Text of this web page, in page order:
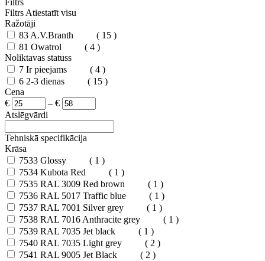
Filtrs
Filtrs Atiestatīt visu
Ražotāji
83 A.V.Branth
( 15 )
81 Owatrol
( 4 )
Noliktavas statuss
7 Ir pieejams
( 4 )
6 2-3 dienas
( 15 )
Cena
€
– €
Atslēgvārdi
Tehniskā specifikācija
Krāsa
7533 Glossy
( 1 )
7534 Kubota Red
( 1 )
7535 RAL 3009 Red brown
( 1 )
7536 RAL 5017 Traffic blue
( 1 )
7537 RAL 7001 Silver grey
( 1 )
7538 RAL 7016 Anthracite grey
( 1 )
7539 RAL 7035 Jet black
( 1 )
7540 RAL 7035 Light grey
( 2 )
7541 RAL 9005 Jet Black
( 2 )